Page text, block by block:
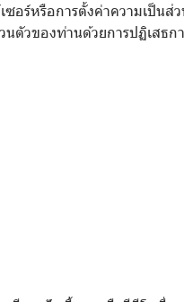
อร์หรือการตั้งค่าความเป็นส่
นตัวของท่านด้วยการปฏิเสธ